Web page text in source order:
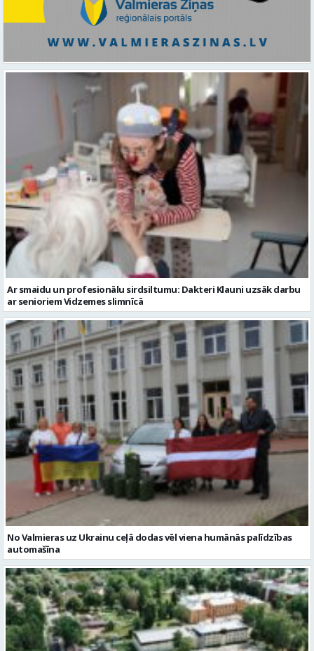
Ar smaidu un profesionālu sirdsiltumu: Dakteri Klauni uzsāk darbu
ar senioriem Vidzemes slimnīcā
No Valmieras uz Ukrainu ceļā dodas vēl viena humānās palīdzības
automašīna